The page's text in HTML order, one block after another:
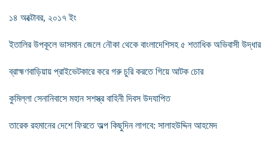
১৪ অক্টোবর, ২০১৭ ইং
ইতালির উপকূলে ভাসমান জেলে নৌকা থেকে বাংলাদেশিসহ ৫ শতাধিক অভিবাসী উদ্ধার
ব্রাহ্মণবাড়িয়ায় প্রাইভেটকারে করে গরু চুরি করতে গিয়ে আটক চোর
কুমিল্লা সেনানিবাসে মহান সশস্ত্র বাহিনী দিবস উদযাপিত
তারেক রহমানের দেশে ফিরতে অল্প কিছুদিন লাগবে: সালাহউদ্দিন আহমেদ